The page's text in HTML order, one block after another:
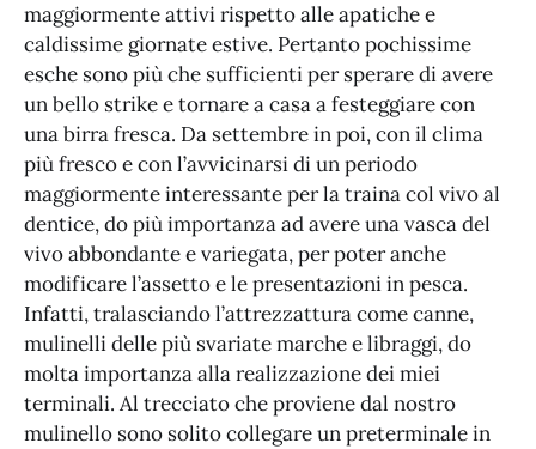
maggiormente attivi rispetto alle apatiche e
caldissime giornate estive. Pertanto pochissime
esche sono più che sufficienti per sperare di avere
un bello strike e tornare a casa a festeggiare con
una birra fresca. Da settembre in poi, con il clima
più fresco e con l’avvicinarsi di un periodo
maggiormente interessante per la traina col vivo al
dentice, do più importanza ad avere una vasca del
vivo abbondante e variegata, per poter anche
modificare l’assetto e le presentazioni in pesca.
Infatti, tralasciando l’attrezzattura come canne,
mulinelli delle più svariate marche e libraggi, do
molta importanza alla realizzazione dei miei
terminali. Al trecciato che proviene dal nostro
mulinello sono solito collegare un preterminale in